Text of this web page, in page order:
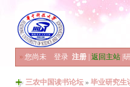
» 您尚未 登录 注册 返回主站
三农中国读书论坛 » 毕业研究生